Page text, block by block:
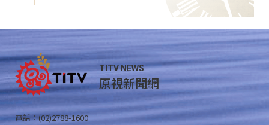
TITV NEWS
原視新聞網
電話：(02)2788-1600